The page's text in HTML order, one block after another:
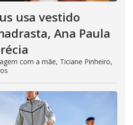
usa vestido
Ana Paula
com a mãe, Ticiane Pinheiro,